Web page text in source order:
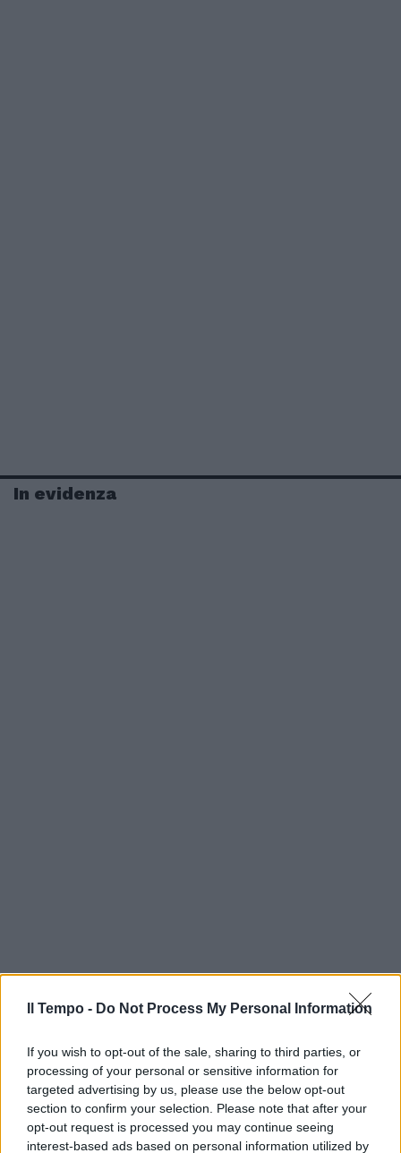
Il Tempo - Do Not Process My Personal Information
If you wish to opt-out of the sale, sharing to third parties, or
processing of your personal or sensitive information for
targeted advertising by us, please use the below opt-out
section to confirm your selection. Please note that after your
opt-out request is processed you may continue seeing
interest-based ads based on personal information utilized by
In evidenza